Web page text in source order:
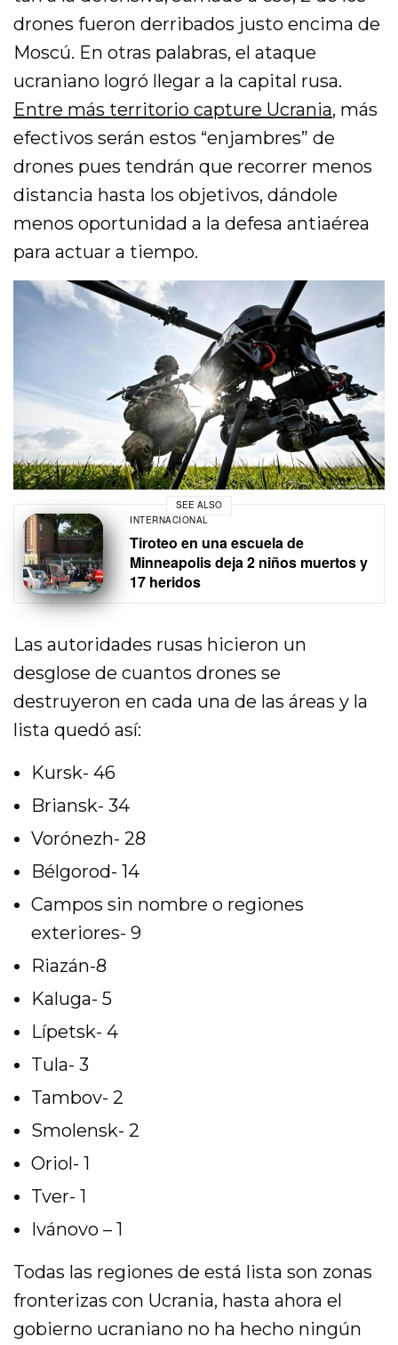
drones fueron derribados justo encima de
Moscú. En otras palabras, el ataque
ucraniano logró llegar a la capital rusa.
Entre más territorio capture Ucrania, más
efectivos serán estos “enjambres” de
drones pues tendrán que recorrer menos
distancia hasta los objetivos, dándole
menos oportunidad a la defesa antiaérea
para actuar a tiempo.
SEE ALSO
INTERNACIONAL
Tiroteo en una escuela de
Minneapolis deja 2 niños muertos y
17 heridos
Las autoridades rusas hicieron un
desglose de cuantos drones se
destruyeron en cada una de las áreas y la
lista quedó así:
Kursk- 46
Briansk- 34
Vorónezh- 28
Bélgorod- 14
Campos sin nombre o regiones
exteriores- 9
Riazán-8
Kaluga- 5
Lípetsk- 4
Tula- 3
Tambov- 2
Smolensk- 2
Oriol- 1
Tver- 1
Ivánovo – 1
Todas las regiones de está lista son zonas
fronterizas con Ucrania, hasta ahora el
gobierno ucraniano no ha hecho ningún